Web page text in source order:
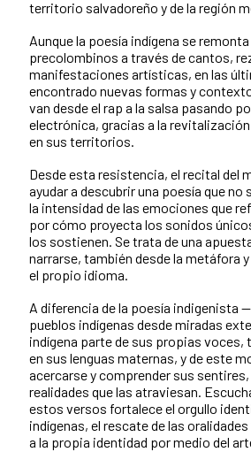
territorio salvadoreño y de la región
Aunque la poesía indígena se
precolombinos a través de cantos,
manifestaciones artísticas, en las
encontrado nuevas formas y
van desde el rap a la salsa pasando
electrónica, gracias a la
en sus territorios.
Desde esta resistencia, el recital del
ayudar a descubrir una poesía que
la intensidad de las emociones que
por cómo proyecta los sonidos
los sostienen. Se trata de una
narrarse, también desde la metáfora
el propio idioma.
A diferencia de la poesía indigenista
pueblos indígenas desde miradas
indígena parte de sus propias voces,
en sus lenguas maternas, y de este
acercarse y comprender sus
realidades que las atraviesan.
estos versos fortalece el orgullo
indígenas, el rescate de las
a la propia identidad por medio del